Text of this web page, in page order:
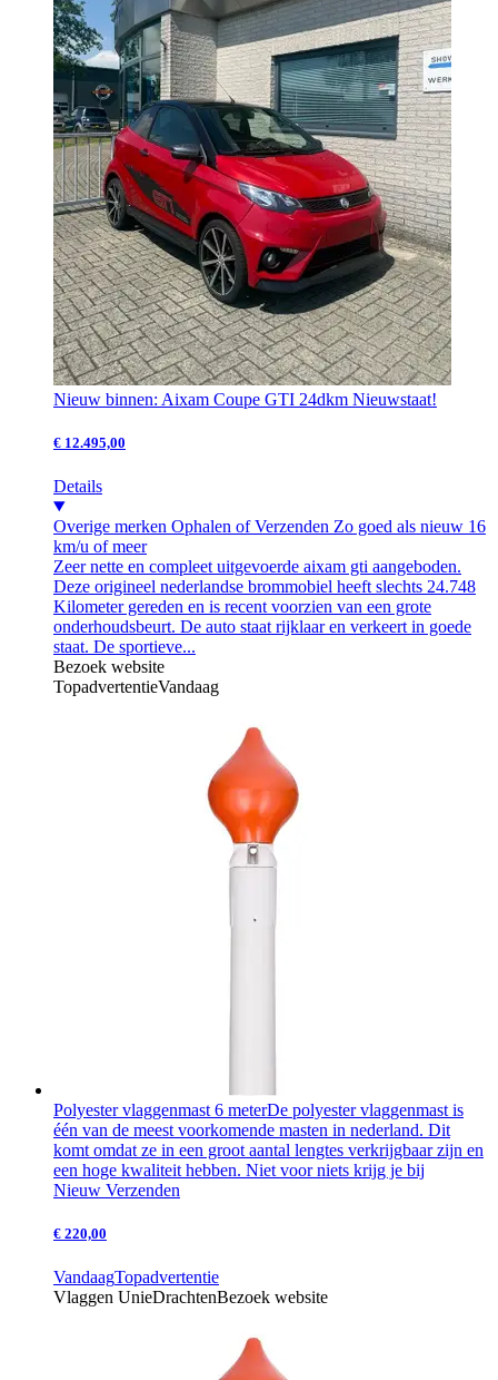
Nieuw binnen: Aixam Coupe GTI 24dkm Nieuwstaat!
€ 12.495,00
Details
Overige merken Ophalen of Verzenden Zo goed als nieuw 16
km/u of meer
Zeer nette en compleet uitgevoerde aixam gti aangeboden.
Deze origineel nederlandse brommobiel heeft slechts 24.748
Kilometer gereden en is recent voorzien van een grote
onderhoudsbeurt. De auto staat rijklaar en verkeert in goede
staat. De sportieve...
Bezoek website
TopadvertentieVandaag
Polyester vlaggenmast 6 meterDe polyester vlaggenmast is
één van de meest voorkomende masten in nederland. Dit
komt omdat ze in een groot aantal lengtes verkrijgbaar zijn en
een hoge kwaliteit hebben. Niet voor niets krijg je bij
Nieuw Verzenden
€ 220,00
VandaagTopadvertentie
Vlaggen UnieDrachtenBezoek website